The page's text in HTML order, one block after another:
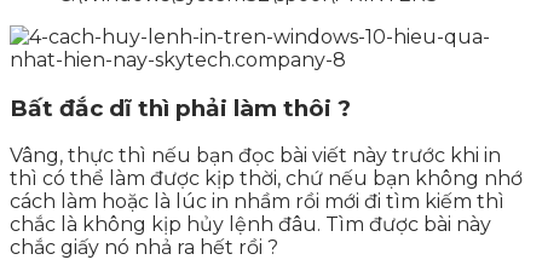
Bất đắc dĩ thì phải làm thôi ?
Vâng, thực thì nếu bạn đọc bài viết này trước khi in
thì có thể làm được kịp thời, chứ nếu bạn không nhớ
cách làm hoặc là lúc in nhầm rồi mới đi tìm kiếm thì
chắc là không kịp hủy lệnh đâu. Tìm được bài này
chắc giấy nó nhả ra hết rồi ?